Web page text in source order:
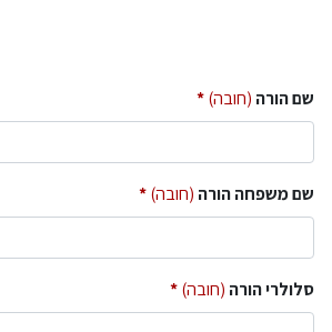
שם הורה (חובה)
שם משפחה הורה (חובה)
סלולרי הורה (חובה)